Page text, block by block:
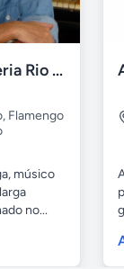
Aulas de bateria Rio de Janeiro
, Flamengo
músico
no...